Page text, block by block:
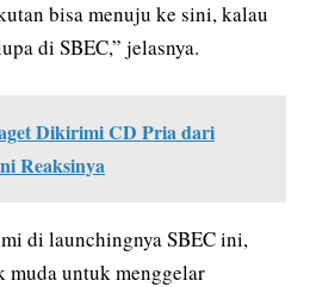
bisa menuju ke sini, kalau
di SBEC,” jelasnya.
Dikirimi CD Pria dari
Reaksinya
di launchingnya SBEC ini,
muda untuk menggelar